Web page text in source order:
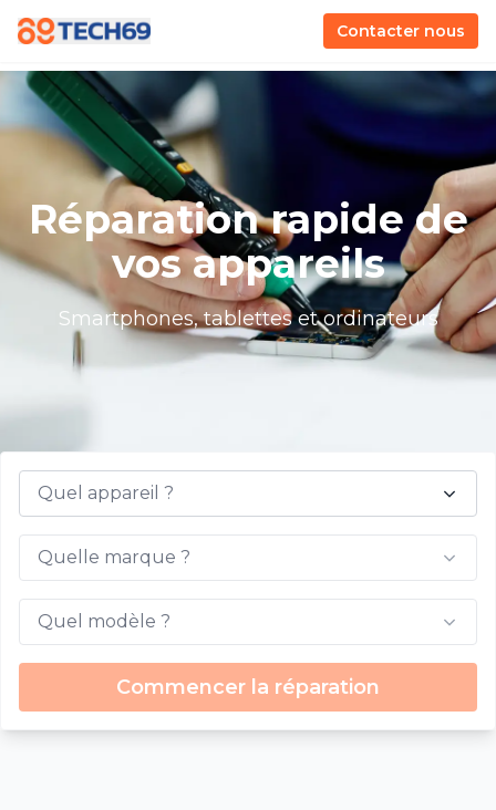
Contacter nous
Réparation rapide de
vos appareils
Smartphones, tablettes et ordinateurs
Quel appareil ?
Quelle marque ?
Quel modèle ?
Commencer la réparation